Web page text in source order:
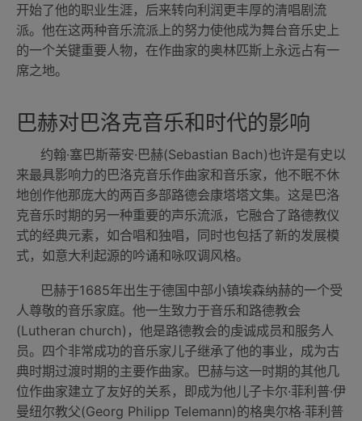
开始了他的职业生涯，后来转向利润更丰厚的清唱剧流
派。他在这两种音乐流派上的努力使他成为舞台音乐史上
的一个关键重要人物，在作曲家的奥林匹斯上永远占有一
席之地。
巴赫对巴洛克音乐和时代的影响
约翰·塞巴斯蒂安·巴赫(Sebastian Bach)也许是有史以
来最具影响力的巴洛克音乐作曲家和音乐家，他不眠不休
地创作他那庞大的两百多部路德会康塔塔文集。这是巴洛
克音乐时期的另一种重要的声乐流派，它融合了路德教仪
式的经典元素，如合唱和独唱，同时也包括了新的发展模
式，如意大利起源的吟诵和咏叹调风格。
巴赫于1685年出生于德国中部小镇埃森纳赫的一个受
人尊敬的音乐家庭。他一生致力于音乐和路德教会
(Lutheran church)，他是路德教会的虔诚成员和服务人
员。四个非常成功的音乐家儿子继承了他的事业，成为古
典时期过渡时期的主要作曲家。巴赫与这一时期的其他几
位作曲家建立了友好的关系，即成为他儿子卡尔·菲利普·伊
曼纽尔教父(Georg Philipp Telemann)的格奥尔格·菲利普